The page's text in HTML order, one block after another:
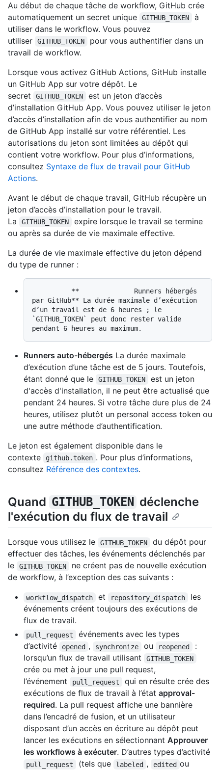
Au début de chaque tâche de workflow, GitHub crée
automatiquement un secret unique
GITHUB_TOKEN
à
utiliser dans le workflow. Vous pouvez
utiliser
GITHUB_TOKEN
pour vous authentifier dans un
travail de workflow.
Lorsque vous activez GitHub Actions, GitHub installe
un GitHub App sur votre dépôt. Le
secret
GITHUB_TOKEN
est un jeton d’accès
d’installation GitHub App. Vous pouvez utiliser le jeton
d’accès d’installation afin de vous authentifier au nom
de GitHub App installé sur votre référentiel. Les
autorisations du jeton sont limitées au dépôt qui
contient votre workflow. Pour plus d’informations,
consultez Syntaxe de flux de travail pour GitHub
Actions.
Avant le début de chaque travail, GitHub récupère un
jeton d’accès d’installation pour le travail.
La
GITHUB_TOKEN
expire lorsque le travail se termine
ou après sa durée de vie maximale effective.
La durée de vie maximale effective du jeton dépend
du type de runner :
par GitHub** La durée maximale d’exécution
d’un travail est de 6 heures ; le
`GITHUB_TOKEN` peut donc rester valide
Runners auto-hébergés La durée maximale
d’exécution d’une tâche est de 5 jours. Toutefois,
étant donné que le
GITHUB_TOKEN
est un jeton
d'accès d'installation, il ne peut être actualisé que
pendant 24 heures. Si votre tâche dure plus de 24
heures, utilisez plutôt un personal access token ou
une autre méthode d’authentification.
Le jeton est également disponible dans le
contexte
github.token . Pour plus d’informations,
consultez Référence des contextes.
Quand GITHUB_TOKEN déclenche
l'exécution du flux de travail
Lorsque vous utilisez le GITHUB_TOKEN
du dépôt pour
effectuer des tâches, les événements déclenchés par
le
GITHUB_TOKEN
ne créent pas de nouvelle exécution
de workflow, à l’exception des cas suivants :
workflow_dispatch et repository_dispatch
les
événements créent toujours des exécutions de
flux de travail.
pull_request
événements avec les types
d’activité
opened , synchronize ou reopened
:
lorsqu’un flux de travail utilisant
GITHUB_TOKEN
crée ou met à jour une pull request,
l’événement
pull_request
qui en résulte crée des
exécutions de flux de travail à l’état approval-
required. La pull request affiche une bannière
dans l’encadré de fusion, et un utilisateur
disposant d’un accès en écriture au dépôt peut
lancer les exécutions en sélectionnant Approuver
les workflows à exécuter. D’autres types d’activité
pull_request (tels que labeled , edited ou